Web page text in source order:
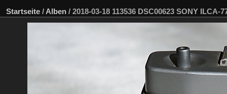
Startseite / Alben / 2018-03-18 113536 DSC00623 SONY ILCA-